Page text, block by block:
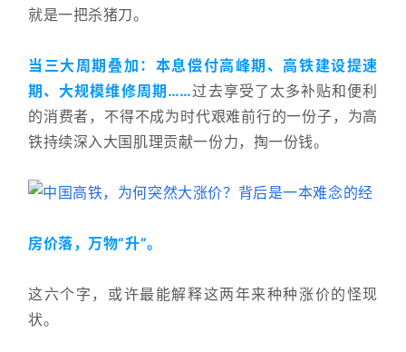
就是一把杀猪刀。
当三大周期叠加：本息偿付高峰期、高铁建设提速
期、大规模维修周期……过去享受了太多补贴和便利
的消费者，不得不成为时代艰难前行的一份子，为高
铁持续深入大国肌理贡献一份力，掏一份钱。
房价落，万物“升”。
这六个字，或许最能解释这两年来种种涨价的怪现
状。